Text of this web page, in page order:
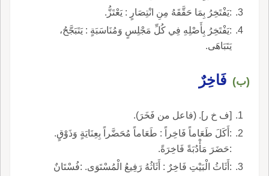
:يَفْتَخِرُ بِمَا حَقَّقَهُ مِنِ انْتِصَارٍ : يَعْتَزُّ.
:يَفْتَخِرُ بِأَصْلِهِ فِي كُلِّ مَجْلِسٍ وَمُنَاسَبَةٍ : يَتَبَجَّحُ،
يَتَبَاهَى.
(ب) فَاخِرٌ
[ف خ ر]. (فاعل من فَخَرَ).
:أَكَلَ طَعَاماً فَاخِراً : طَعَاماً مُحَضَّراً بِعِنَايَةٍ وَذَوْقٍ.
:حَضَرَ مَأْدُبَةً فَاخِرَةً.
:أَثَاثُ الْبَيْتِ فَاخِرٌ : أَثَاثُهُ رَفِيعُ الْمُسْتَوَى. :فُسْتَانٌ